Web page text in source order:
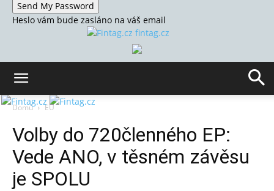
Heslo vám bude zasláno na váš email
fintag.cz
Domů EU
Volby do 720členného EP:
Vede ANO, v těsném závěsu
je SPOLU